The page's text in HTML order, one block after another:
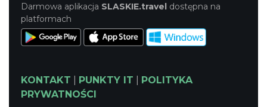
Darmowa aplikacja SLASKIE.travel dostępna na
platformach
KONTAKT PUNKTY IT
POLITYKA
PRYWATNOŚCI